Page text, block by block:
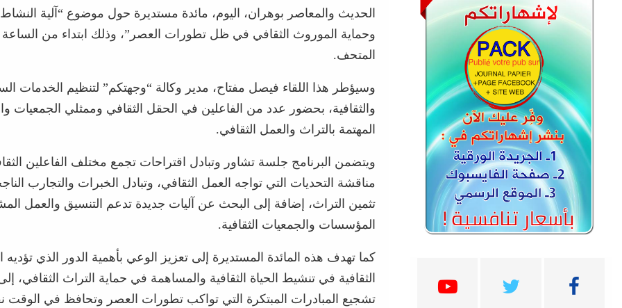
الحديث والمعاصر بوهران، اليوم، مائدة مستديرة حول موضوع “آلية النشاط
المتحف.
وسيؤطر هذا اللقاء فيصل مفتاح، مدير وكالة “وجهتكم” لتنظيم الخدمات
والثقافية، بحضور عدد من الفاعلين في الحقل الثقافي وممثلي الجمعيات
المهتمة بالتراث والعمل الثقافي.
ويتضمن البرنامج جلسة تشاور وتبادل اقتراحات تجمع مختلف الفاعلين
مناقشة التحديات التي تواجه العمل الثقافي، وتبادل الخبرات والتجارب
تثمين التراث، إضافة إلى البحث عن آليات جديدة تدعم التنسيق والعمل
المؤسسات والجمعيات الثقافية.
كما تهدف هذه المائدة المستديرة إلى تعزيز الوعي بأهمية الدور الذي تؤديه
الثقافية في تنشيط الحياة الثقافية والمساهمة في حماية التراث الثقافي،
تشجيع المبادرات المبتكرة التي تواكب تطورات العصر وتحافظ في